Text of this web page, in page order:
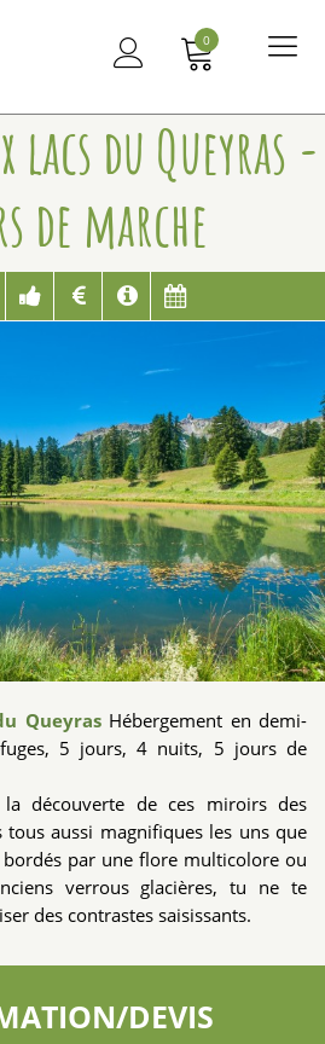
0
lacs du Queyras -
de marche
QueyrasHébergement en demi-
5 jours, 4 nuits, 5 jours de
découverte de ces miroirs des
aussi magnifiques les uns que
par une flore multicolore ou
verrous glacières, tu ne te
des contrastes saisissants.
DEVIS